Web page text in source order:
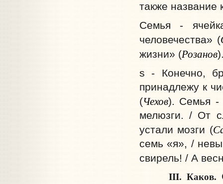
также название
Семья -
человечества» (
жизни» (Розанов
s - Конечно,
принадлежу к
(Чехов). Семья -
мелюзги. / От
устали мозги (
семь «я», /
свирель! / А
III. Каков.